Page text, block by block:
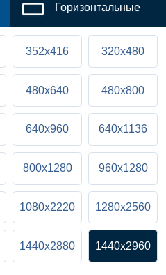
Горизонтальные
352x416 320x480
480x640 480x800
640x960 640x1136
800x1280 960x1280
1080x2220 1280x2560
1440x2880 1440x2960